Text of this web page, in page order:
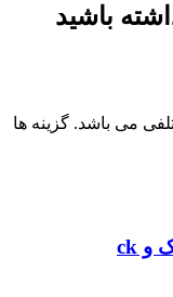
باشید
می باشد. گزینه ها